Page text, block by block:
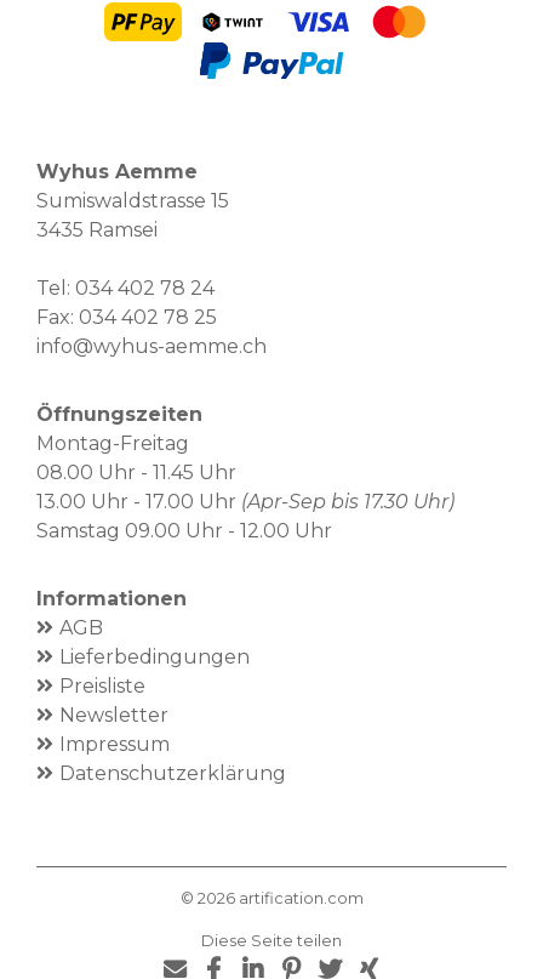
Wyhus Aemme
Sumiswaldstrasse 15
3435 Ramsei
Tel: 034 402 78 24
Fax: 034 402 78 25
info@wyhus-aemme.ch
Öffnungszeiten
Montag-Freitag
08.00 Uhr - 11.45 Uhr
13.00 Uhr - 17.00 Uhr (Apr-Sep bis 17.30 Uhr)
Samstag 09.00 Uhr - 12.00 Uhr
Informationen
AGB
Lieferbedingungen
Preisliste
Newsletter
Impressum
Datenschutzerklärung
© 2026 artification.com
Diese Seite teilen